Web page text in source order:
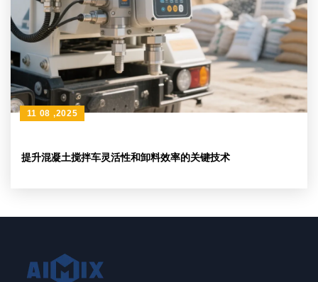
提升混凝土搅拌车灵活性和卸料效率的关键技术
11 08 ,2025